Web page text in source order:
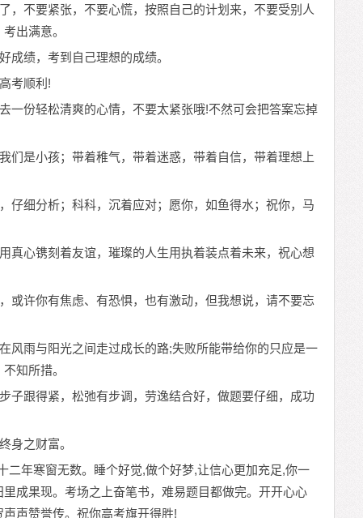
，不要紧张，不要心慌，按照自己的计划来，不要受别人
出满意。
成绩，考到自己理想的成绩。
考顺利!
一份轻松清爽的心情，不要太紧张哦!不然可会把答案忘掉
们是小孩；带着稚气，带着迷惑，带着自信，带着理想上
仔细分析；科科，沉着应对；愿你，如鱼得水；祝你，马
真心镌刻着友谊，璀璨的人生用执着装点着未来，祝心想
或许你有焦虑、有恐惧，也有激动，但我想说，请不要忘
风雨与阳光之间走过成长的路;失败所能带给你的只应是一
知所措。
子跟得紧，松弛有步调，劳逸结合好，做题要仔细，成功
身之财富。
二年寒窗无数。睡个好觉,做个好梦,让信心更加充足,你一
果现。考场之上奋笔书，难易题目都做完。开开心心
声赞誉传。祝你高考旗开得胜!